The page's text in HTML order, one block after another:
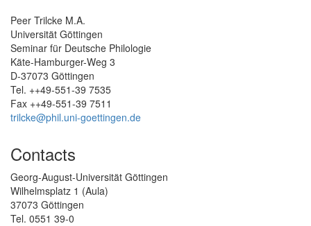
Peer Trilcke M.A.
Universität Göttingen
Seminar für Deutsche Philologie
Käte-Hamburger-Weg 3
D-37073 Göttingen
Tel. ++49-551-39 7535
Fax ++49-551-39 7511
trilcke@phil.uni-goettingen.de
Contacts
Georg-August-Universität Göttingen
Wilhelmsplatz 1 (Aula)
37073 Göttingen
Tel. 0551 39-0